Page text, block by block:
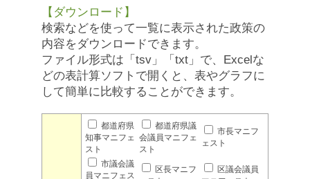
【ダウンロード】
検索などを使って一覧に表示された政策の
内容をダウンロードできます。
ファイル形式は「tsv」「txt」で、Excelな
どの表計算ソフトで開くと、表やグラフに
して簡単に比較することができます。
都道府県
知事マニフェ
スト
都道府県議
会議員マニフェ
スト
市長マニフ
ェスト
市議会議
員マニフェス
区長マニフ
区議会議員